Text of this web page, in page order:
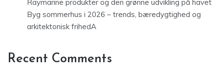
Raymarine produkter og den grønne udvikling på havet
Byg sommerhus i 2026 – trends, bæredygtighed og
arkitektonisk frihedA
Recent Comments